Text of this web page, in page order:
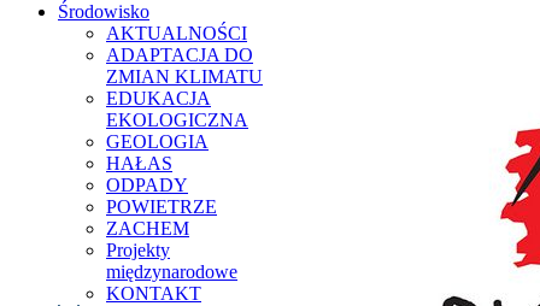
Środowisko
AKTUALNOŚCI
ADAPTACJA DO
ZMIAN KLIMATU
EDUKACJA
EKOLOGICZNA
GEOLOGIA
HAŁAS
ODPADY
POWIETRZE
ZACHEM
Projekty
międzynarodowe
KONTAKT